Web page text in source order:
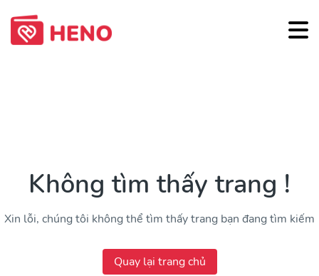
Không tìm thấy trang !
Xin lỗi, chúng tôi không thể tìm thấy trang bạn đang tìm kiếm
Quay lại trang chủ